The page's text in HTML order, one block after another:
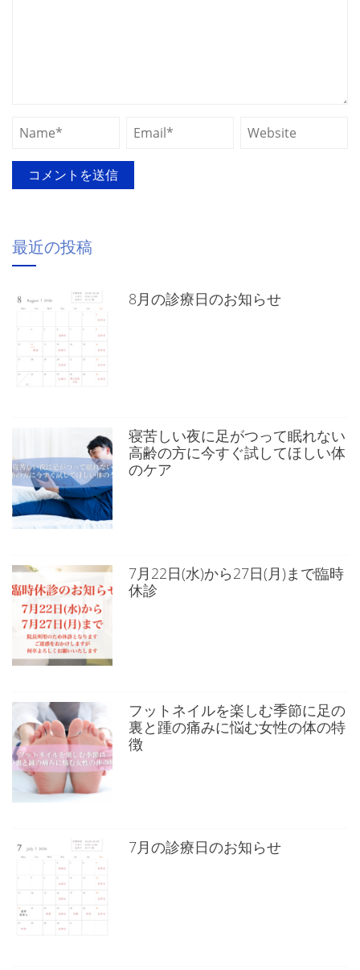
最近の投稿
8月の診療日のお知らせ
寝苦しい夜に足がつって眠れない
高齢の方に今すぐ試してほしい体
のケア
7月22日(水)から27日(月)まで臨時
休診
フットネイルを楽しむ季節に足の
裏と踵の痛みに悩む女性の体の特
徴
7月の診療日のお知らせ